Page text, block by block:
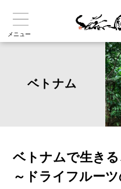
メニュー
ベトナム
ベトナムで生き
～ドライフルー